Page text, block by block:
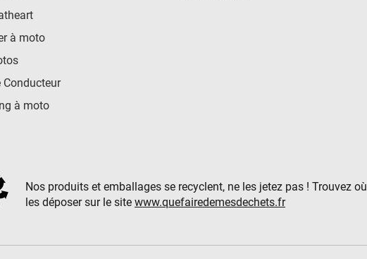
à moto
Conducteur
à moto
Nos produits et emballages se recyclent, ne les jetez pas ! Trouvez où
les déposer sur le site www.quefairedemesdechets.fr